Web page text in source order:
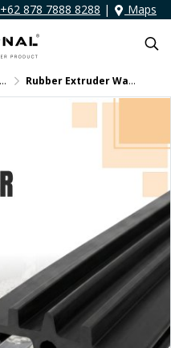
+62 878 7888 8288 | Maps
Rubber Extruder Waterstop